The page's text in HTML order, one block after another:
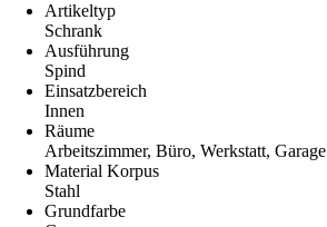
Artikeltyp
Schrank
Ausführung
Spind
Einsatzbereich
Innen
Räume
Arbeitszimmer, Büro, Werkstatt, Garage
Material Korpus
Stahl
Grundfarbe